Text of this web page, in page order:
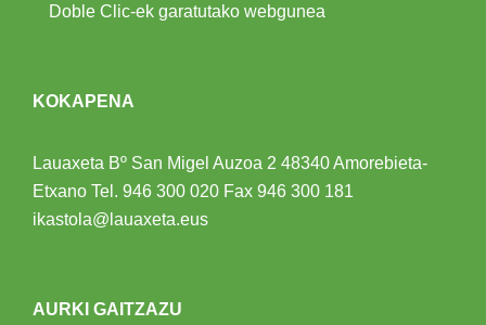
Doble Clic-ek garatutako webgunea
KOKAPENA
Lauaxeta Bº San Migel Auzoa 2 48340 Amorebieta-
Etxano Tel. 946 300 020 Fax 946 300 181
ikastola@lauaxeta.eus
AURKI GAITZAZU